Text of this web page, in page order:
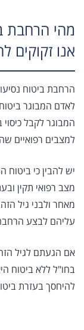
מהי הרחבת
אנו זקוקים
הרחבת ביטוח
לאדם המבוגר
המבוגר לקבל כיסוי
למצבים רפואיים
יש להבין כי
מצב רפואי תקין
מאחר ולבני גיל
עליהם לבצע
אם הגעתם לגיל
בחו"ל ללא ביטוח
להיחסך בעזרת